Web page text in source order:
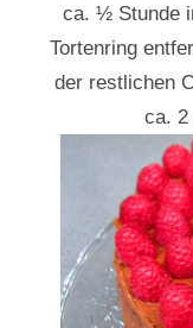
ca. ½ Stunde
Tortenring
der restlichen
ca. 2